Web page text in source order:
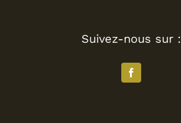
Suivez-nous sur :